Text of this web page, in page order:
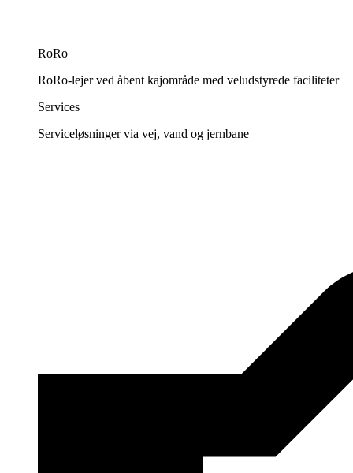
RoRo
RoRo-lejer ved åbent kajområde med veludstyrede faciliteter
Services
Serviceløsninger via vej, vand og jernbane